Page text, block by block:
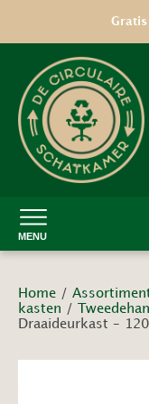
MENU
Home /
kasten /
Draaideurkast –